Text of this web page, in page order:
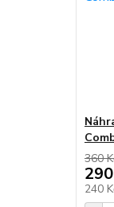
360
240